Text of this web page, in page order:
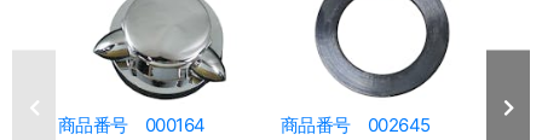
商品番号 000164 商品番号 002645